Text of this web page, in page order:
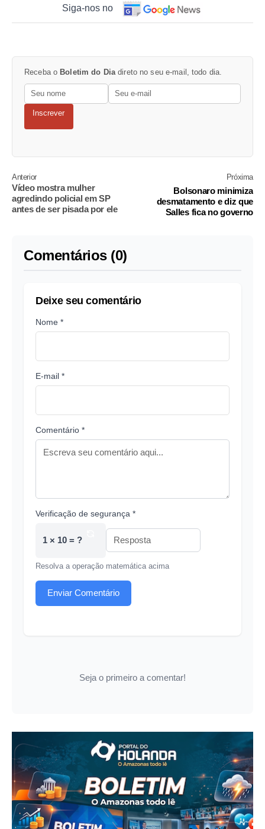
Siga-nos no
Receba o Boletim do Diadireto no seu e-mail, todo dia.
Inscrever
Anterior
Vídeo mostra mulher
agredindo policial em SP
antes de ser pisada por ele
Próxima
Bolsonaro minimiza
desmatamento e diz que
Salles fica no governo
Comentários (0)
Deixe seu comentário
Nome *
E-mail *
Comentário *
Verificação de segurança *
1 × 10 = ?
Resolva a operação matemática acima
Enviar Comentário
Seja o primeiro a comentar!